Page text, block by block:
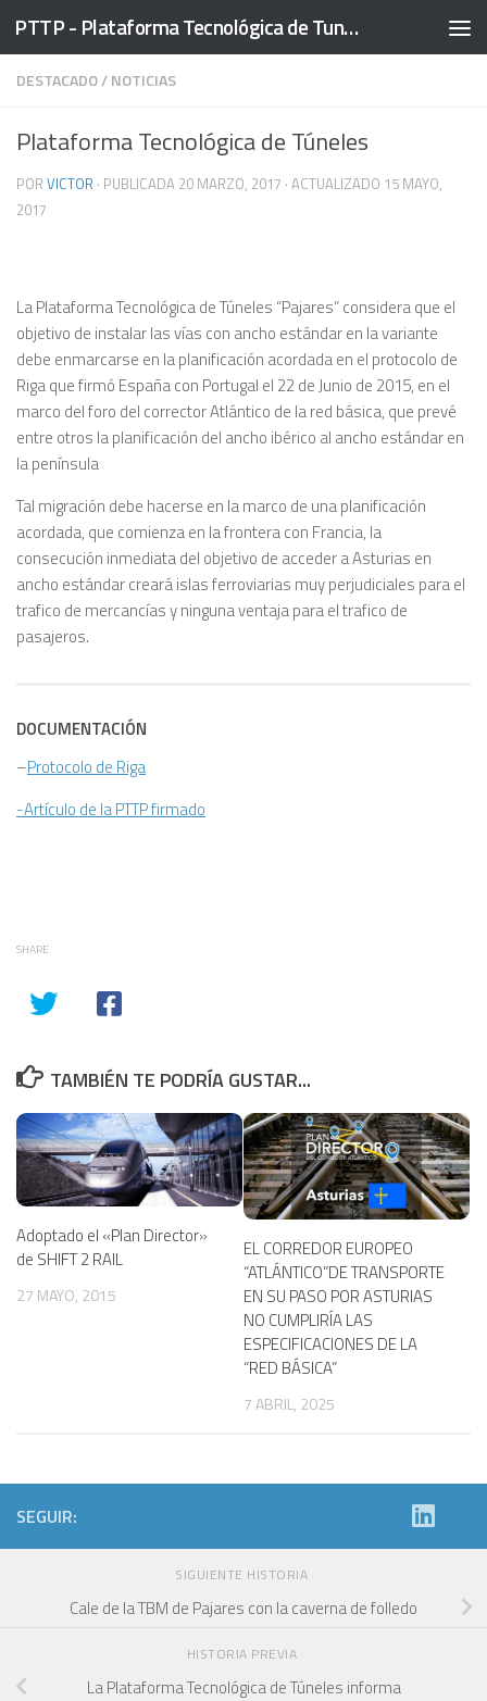
Saltar al contenido PTTP - Plataforma Tecnológica de Tuneles
DESTACADO/NOTICIAS
Plataforma Tecnológica de Túneles
POR VICTOR · PUBLICADA 20 MARZO, 2017 · ACTUALIZADO 15 MAYO,
2017
La Plataforma Tecnológica de Túneles “Pajares” considera que el
objetivo de instalar las vías con ancho estándar en la variante
debe enmarcarse en la planificación acordada en el protocolo de
Riga que firmó España con Portugal el 22 de Junio de 2015, en el
marco del foro del corrector Atlántico de la red básica, que prevé
entre otros la planificación del ancho ibérico al ancho estándar en
la península
Tal migración debe hacerse en la marco de una planificación
acordada, que comienza en la frontera con Francia, la
consecución inmediata del objetivo de acceder a Asturias en
ancho estándar creará islas ferroviarias muy perjudiciales para el
trafico de mercancías y ninguna ventaja para el trafico de
pasajeros.
DOCUMENTACIÓN
–Protocolo de Riga
-Artículo de la PTTP firmado
SHARE
TAMBIÉN TE PODRÍA GUSTAR...
Adoptado el «Plan Director»
de SHIFT 2 RAIL
27 MAYO, 2015
EL CORREDOR EUROPEO
“ATLÁNTICO”DE TRANSPORTE
EN SU PASO POR ASTURIAS
NO CUMPLIRÍA LAS
ESPECIFICACIONES DE LA
“RED BÁSICA”
7 ABRIL, 2025
SEGUIR:
SIGUIENTE HISTORIA
Cale de la TBM de Pajares con la caverna de folledo
HISTORIA PREVIA
La Plataforma Tecnológica de Túneles informa